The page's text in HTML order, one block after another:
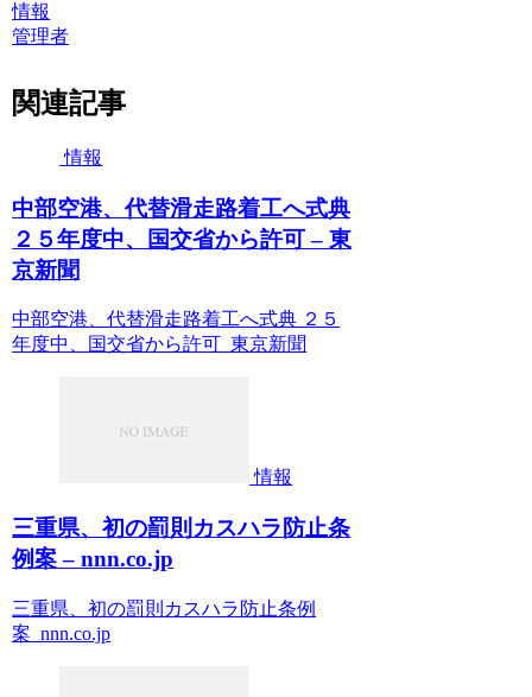
情報
管理者
関連記事
情報
中部空港、代替滑走路着工へ式典
２５年度中、国交省から許可 – 東
京新聞
中部空港、代替滑走路着工へ式典 ２５
年度中、国交省から許可 東京新聞
情報
三重県、初の罰則カスハラ防止条
例案 – nnn.co.jp
三重県、初の罰則カスハラ防止条例
案 nnn.co.jp